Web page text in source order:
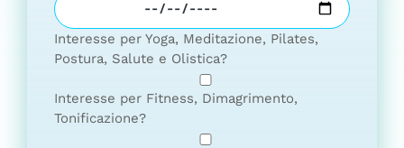
Interesse per Yoga, Meditazione, Pilates,
Postura, Salute e Olistica?
Interesse per Fitness, Dimagrimento,
Tonificazione?